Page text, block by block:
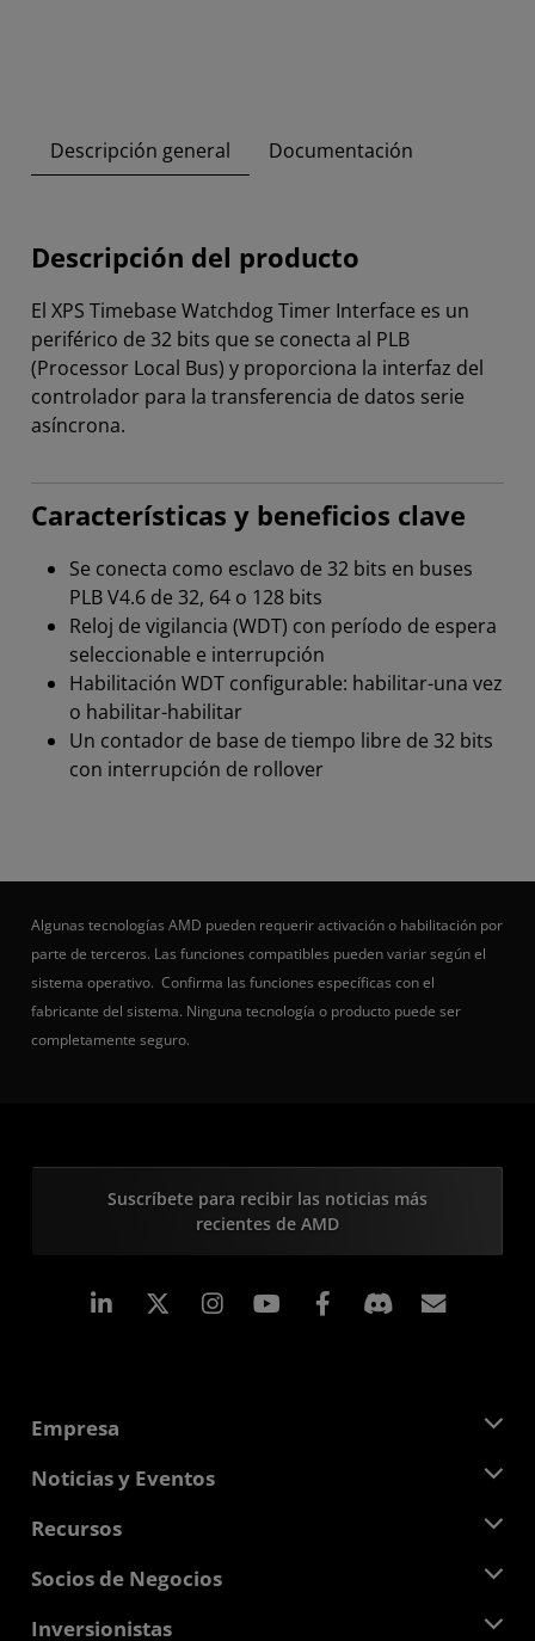
Descripción general Documentación
Descripción del producto
El XPS Timebase Watchdog Timer Interface es un
periférico de 32 bits que se conecta al PLB
(Processor Local Bus) y proporciona la interfaz del
controlador para la transferencia de datos serie
asíncrona.
Características y beneficios clave
Se conecta como esclavo de 32 bits en buses
PLB V4.6 de 32, 64 o 128 bits
Reloj de vigilancia (WDT) con período de espera
seleccionable e interrupción
Habilitación WDT configurable: habilitar-una vez
o habilitar-habilitar
Un contador de base de tiempo libre de 32 bits
con interrupción de rollover
Algunas tecnologías AMD pueden requerir activación o habilitación por
parte de terceros. Las funciones compatibles pueden variar según el
sistema operativo. Confirma las funciones específicas con el
fabricante del sistema. Ninguna tecnología o producto puede ser
completamente seguro.
Suscríbete para recibir las noticias más
recientes de AMD
LinkedIn Instagram Facebook
Empresa
Acerca de AMD
Responsabilidad corporativa
Carreras profesionales
Contáctanos
Noticias y Eventos
Sala de prensa
Biblioteca multimedia
Recursos
Centro para desarrolladores
Casos de Estudio
Socios de Negocios
Centro para socios de AMD
Inversionistas